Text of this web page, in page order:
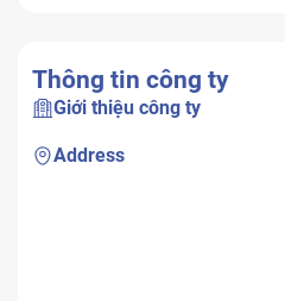
Thông tin công ty
Giới thiệu công ty
Address